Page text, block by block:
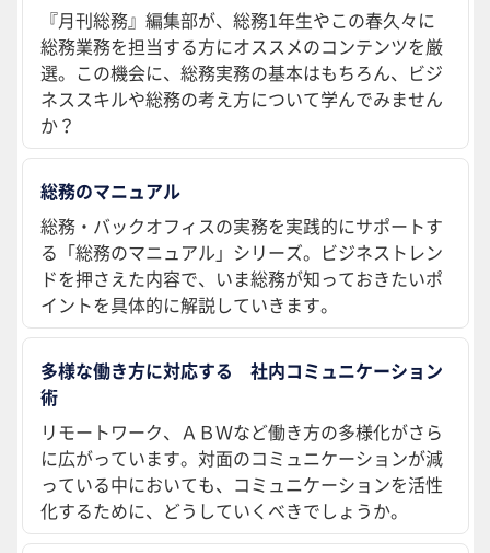
『月刊総務』編集部が、総務1年生やこの春久々に
総務業務を担当する方にオススメのコンテンツを厳
選。この機会に、総務実務の基本はもちろん、ビジ
ネススキルや総務の考え方について学んでみません
か？
総務のマニュアル
総務・バックオフィスの実務を実践的にサポートす
る「総務のマニュアル」シリーズ。ビジネストレン
ドを押さえた内容で、いま総務が知っておきたいポ
イントを具体的に解説していきます。
多様な働き方に対応する 社内コミュニケーション
術
リモートワーク、ＡＢＷなど働き方の多様化がさら
に広がっています。対面のコミュニケーションが減
っている中においても、コミュニケーションを活性
化するために、どうしていくべきでしょうか。